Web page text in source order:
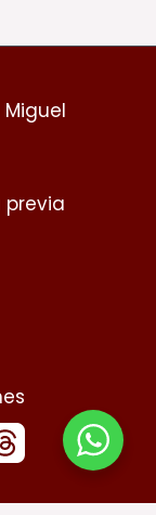
Miguel
previa